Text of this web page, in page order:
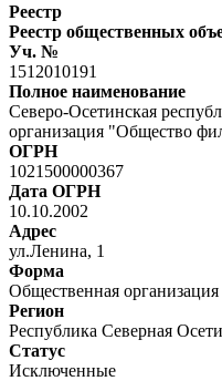
Реестр
Реестр общественных
Уч. №
1512010191
Полное наименование
Северо-Осетинская
организация "Общество
ОГРН
1021500000367
Дата ОГРН
10.10.2002
Адрес
ул.Ленина, 1
Форма
Общественная организация
Регион
Республика Северная
Статус
Исключенные